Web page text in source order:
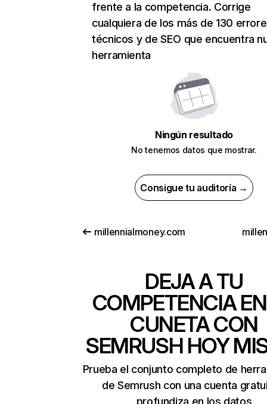
frente a la competencia. Corrige
cualquiera de los más de 130
técnicos y de SEO que encuentra
herramienta
Ningún resultado
No tenemos datos que mostrar.
Consigue tu auditoría →
millennialmoney.com
DEJA A TU
COMPETENCIA
CUNETA CON
SEMRUSH HOY
Prueba el conjunto completo de
de Semrush con una cuenta
profundiza en los datos